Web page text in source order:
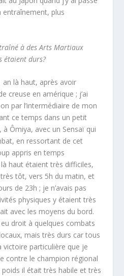
plus
à des Arts Martiaux
étaient durs?
an là haut, après avoir
creuse en amérique ; j’ai
par l’intermédiaire de mon
ce temps dans un petit
Ômiya, avec un Sensaï qui
en ressortant de cet
appris en temps
haut étaient très difficiles,
tôt, vers 5h du matin, et
de 23h ; je n’avais pas
physiques y étaient très
avec les moyens du bord.
droit à quelques combats
mais très durs car tous
victoire particulière que je
contre le champion régional
il était très habile et très